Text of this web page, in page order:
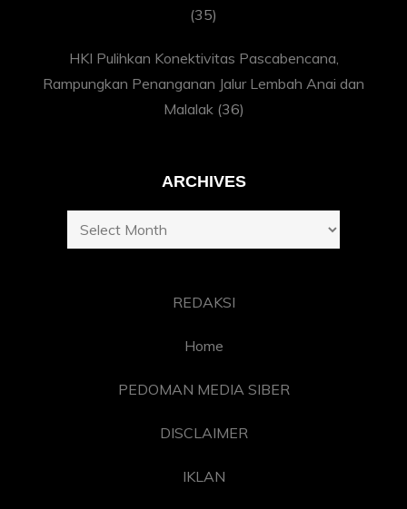
(35)
HKI Pulihkan Konektivitas Pascabencana,
Rampungkan Penanganan Jalur Lembah Anai dan
Malalak (36)
ARCHIVES
Archives
REDAKSI
Home
PEDOMAN MEDIA SIBER
DISCLAIMER
IKLAN